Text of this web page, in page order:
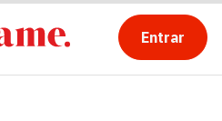
Entrar